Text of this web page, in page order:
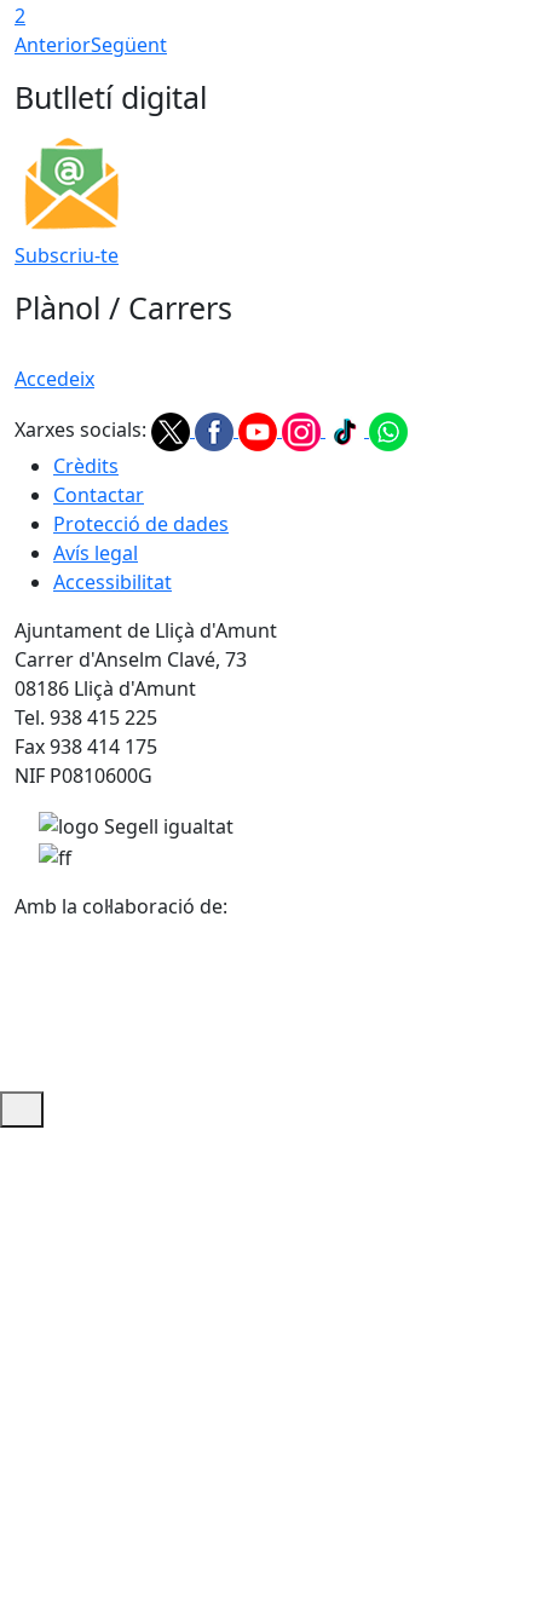
2
AnteriorSegüent
Butlletí digital
Subscriu-te
Plànol / Carrers
Accedeix
Xarxes socials:
Crèdits
Contactar
Protecció de dades
Avís legal
Accessibilitat
Ajuntament de Lliçà d'Amunt
Carrer d'Anselm Clavé, 73
08186 Lliçà d'Amunt
Tel. 938 415 225
Fax 938 414 175
NIF P0810600G
Amb la col·laboració de: